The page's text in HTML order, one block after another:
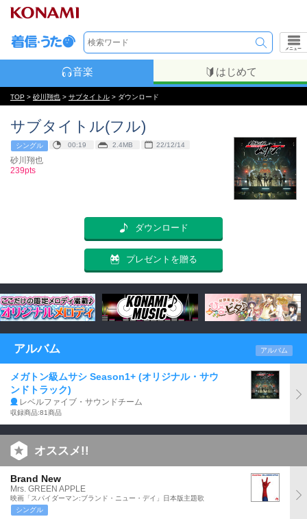
メニュー
音楽 はじめて
TOP > 砂川翔也 > サブタイトル > ダウンロード
サブタイトル(フル)
シングル 00:19 2.4MB 22/12/14
砂川翔也
239pts
ダウンロード
プレゼントを贈る
アルバム アルバム
メガトン級ムサシ Season1+ (オリジナル・サウ
ンドトラック)
レベルファイブ・サウンドチーム
収録商品:81商品
オススメ!!
Brand New
Mrs. GREEN APPLE
映画「スパイダーマン:ブランド・ニュー・デイ」日本版主題歌
シングル